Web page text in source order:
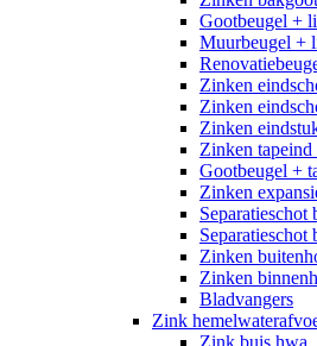
Gootbeugel +
Muurbeugel +
Zinken
Zinken
Zinken
Zinken tapeind
Gootbeugel +
Zinken
Separatieschot
Zinken
Zinken
Bladvangers
Zink
Zink buis hwa